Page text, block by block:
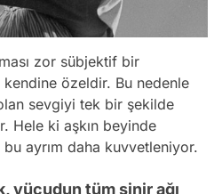
zor sübjektif bir
özeldir. Bu nedenle
sevgiyi tek bir şekilde
Hele ki aşkın beyinde
bu ayrım daha kuvvetleniyor.
vücudun tüm sinir ağı